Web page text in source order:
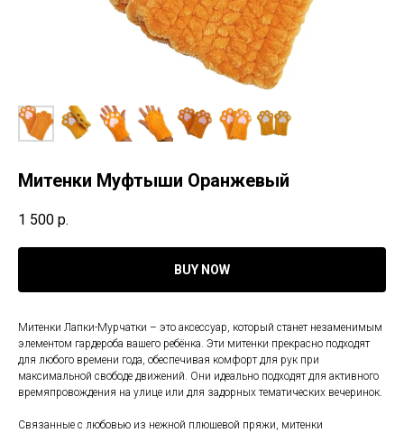
Митенки Муфтыши Оранжевый
1 500 р.
BUY NOW
Митенки Лапки-Мурчатки – это аксессуар, который станет незаменимым
элементом гардероба вашего ребёнка. Эти митенки прекрасно подходят
для любого времени года, обеспечивая комфорт для рук при
максимальной свободе движений. Они идеально подходят для активного
времяпровождения на улице или для задорных тематических вечеринок.
Связанные с любовью из нежной плюшевой пряжи, митенки